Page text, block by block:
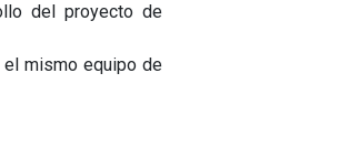
del proyecto de
el mismo equipo de